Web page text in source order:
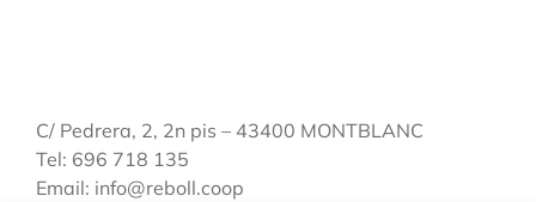
C/ Pedrera, 2, 2n pis – 43400 MONTBLANC
Tel: 696 718 135
Email: info@reboll.coop